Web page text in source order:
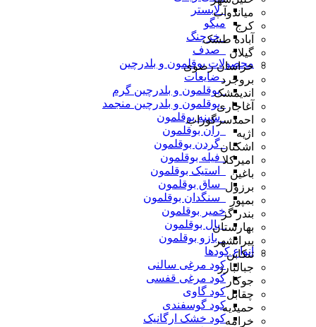
_لابستر
میگو
_خرچنگ
_صدف
محصولات بوقلمون و بلدرچین
_ضایعات
_بوقلمون و بلدرچین گرم
_بوقلمون و بلدرچین منجمد
_سینه بوقلمون
_ران بوقلمون
_گردن بوقلمون
_فیله بوقلمون
_استیک بوقلمون
_ساق بوقلمون
_سنگدان بوقلمون
خمیر بوقلمون
_بال بوقلمون
_ بازو بوقلمون
انواع کودها
کود مرغی سالنی
کود مرغی قفسی
کود گاوی
کود گوسفندی
کود خشک ارگانیک
میاندوآب
کرج
آباده طشک
گیلان
خراسان رضوی
بروجرد
اندیمشک
آغاجاری
احمدسرگوراب
اژیه
اشکنان
امیرکلا
باغین
برزول
بمپور
بندر گز
بهارستان
پیرانشهر
تنکابن
جبالبارز
جوکار
چقابل
حمیدیه
خرامه